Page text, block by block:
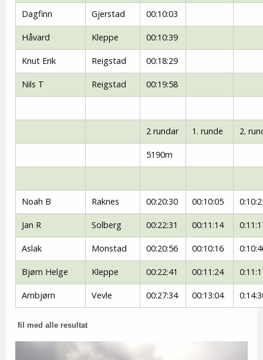
Dagfinn Gjerstad 00:10:03
Håvard Kleppe 00:10:39
Knut Erik Reigstad 00:18:29
Nils T Reigstad 00:19:58
2 rundar 1. runde 2.
5190m
Noah B Raknes 00:20:30 00:10:05
Jan R Solberg 00:22:31 00:11:14
Aslak Monstad 00:20:56 00:10:16
Bjørn Helge Kleppe 00:22:41 00:11:24
Arnbjørn Vevle 00:27:34 00:13:04
fil med alle resultat